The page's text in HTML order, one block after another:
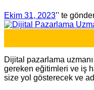
Ekim 31, 2023’' te
Dijital pazarlama
gereken eğitimleri ve iş
size yol gösterecek ve